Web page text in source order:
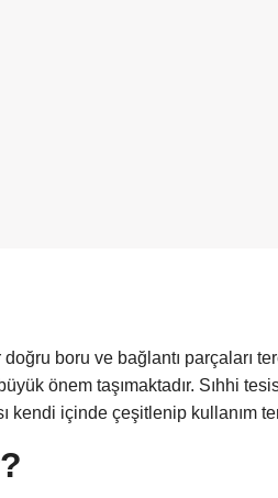
boru ve bağlantı parçaları
önem taşımaktadır. Sıhhi
kendi içinde çeşitlenip kullanım